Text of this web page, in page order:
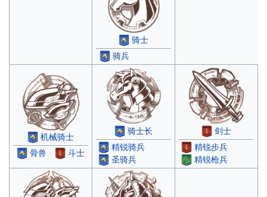
骑士
骑兵
机械骑士
骨兽
斗士
骑士长
精锐骑兵
圣骑兵
剑士
精锐步兵
精锐枪兵